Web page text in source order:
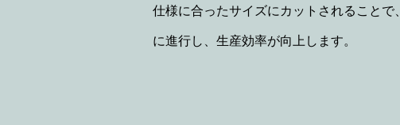
仕様に合ったサイズにカットされること
に進行し、生産効率が向上します。